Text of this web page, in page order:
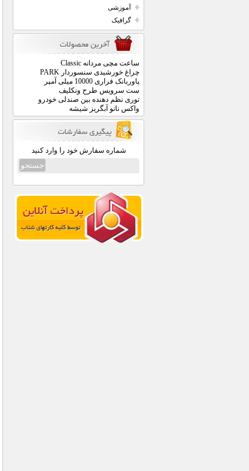
آموزشی
گرافیک
ساعت مچی مردانه Classic
چراغ خورشیدی سنسوردار PARK
پاوربانک فراری 10000 میلی آمپر
ست سرویس طرح ونکلیف
توری نظم دهنده بین صندلی خودرو
واکس نانو آبگریز شیشه
شماره سفارش خود را وارد کنید